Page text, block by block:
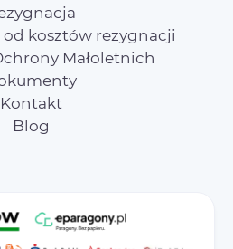
kosztów rezygnacji
Małoletnich
Kontakt
Blog